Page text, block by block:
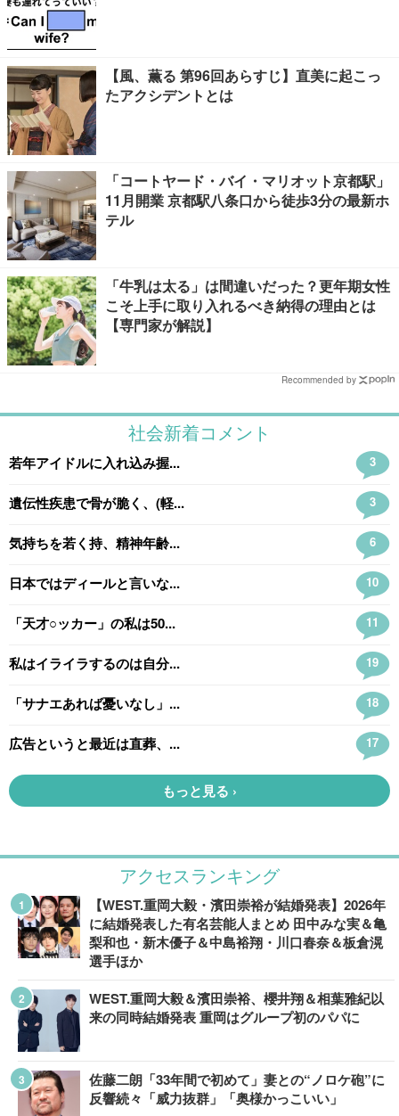
【風、薫る 第96回あらすじ】直美に起こっ
たアクシデントとは
「コートヤード・バイ・マリオット京都駅」
11月開業 京都駅八条口から徒歩3分の最新ホ
テル
「牛乳は太る」は間違いだった？更年期女性
こそ上手に取り入れるべき納得の理由とは
【専門家が解説】
Recommended by
アクセスランキング
【WEST.重岡大毅・濱田崇裕が結婚発表】2026年
に結婚発表した有名芸能人まとめ 田中みな実＆亀
梨和也・新木優子＆中島裕翔・川口春奈＆板倉滉
選手ほか
WEST.重岡大毅＆濱田崇裕、櫻井翔＆相葉雅紀以
来の同時結婚発表 重岡はグループ初のパパに
佐藤二朗「33年間で初めて」妻との“ノロケ砲”に
反響続々「威力抜群」「奥様かっこいい」